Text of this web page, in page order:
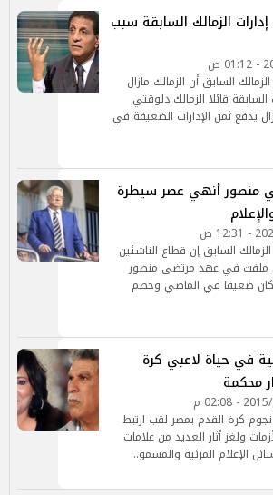
الزمالك السابقة سبب
السابق أن الزمالك مازال
قائلا الزمالك دلوقتي
يدفع ثمن الإدارات الضعيفة في
منصور أنهي عصر سيطرة
السابق إن قطاع الناشئين
ملفت في عهد مرتضى منصور
ضعيفا في الماضي وخصم
في حياة لاعبي كرة
محكمة
نجوم كرة القدم بمصر لقب ارتبط
ولغز أثار العديد من علامات
الإعلام المرئية والمسمو…